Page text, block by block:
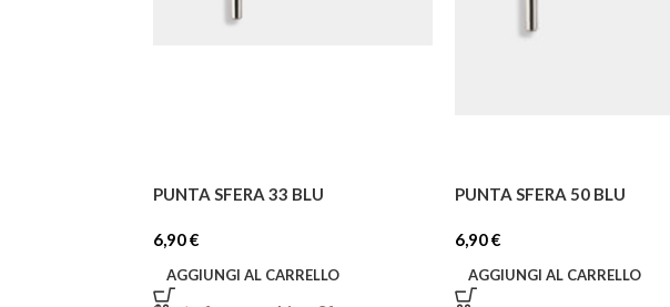
PUNTA SFERA 33 BLU
6,90€
AGGIUNGI AL CARRELLO
PUNTA SFERA 50 BLU
6,90€
AGGIUNGI AL CARRELLO